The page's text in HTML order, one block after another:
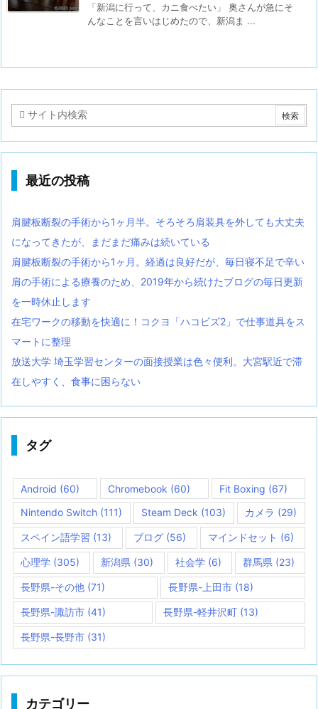
「新潟に行って、カニ食べたい」 奥さんが急にそ
んなことを言いはじめたので、新潟ま ...
最近の投稿
肩腱板断裂の手術から1ヶ月半。そろそろ肩装具を外しても大丈夫
になってきたが、まだまだ痛みは続いている
肩腱板断裂の手術から1ヶ月。経過は良好だが、毎日寝不足で辛い
肩の手術による療養のため、2019年から続けたブログの毎日更新
を一時休止します
在宅ワークの移動を快適に！コクヨ「ハコビズ2」で仕事道具をス
マートに整理
放送大学 埼玉学習センターの面接授業は色々便利。大宮駅近で滞
在しやすく、食事に困らない
タグ
Android (60) Chromebook (60) Fit Boxing (67)
Nintendo Switch (111) Steam Deck (103) カメラ (29)
スペイン語学習 (13) ブログ (56) マインドセット (6)
心理学 (305) 新潟県 (30) 社会学(6) 群馬県 (23)
長野県-その他 (71) 長野県-上田市(18)
長野県-諏訪市 (41) 長野県-軽井沢町 (13)
長野県-長野市 (31)
カテゴリー